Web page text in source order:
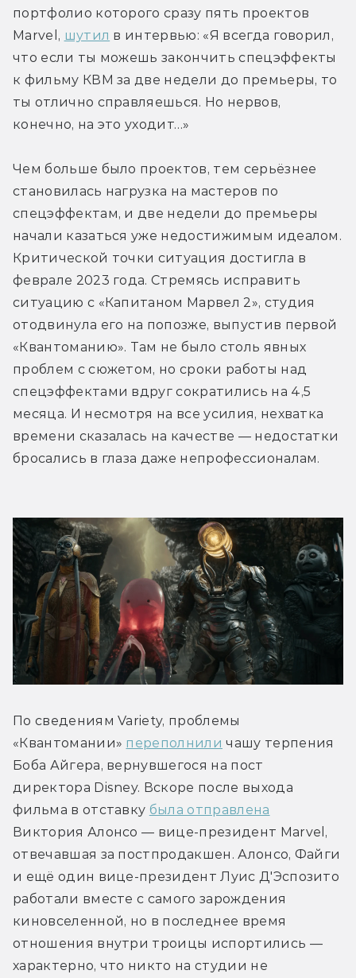
портфолио которого сразу пять проектов
Marvel, шутил в интервью: «Я всегда говорил,
что если ты можешь закончить спецэффекты
к фильму КВМ за две недели до премьеры, то
ты отлично справляешься. Но нервов,
конечно, на это уходит…»
Чем больше было проектов, тем серьёзнее
становилась нагрузка на мастеров по
спецэффектам, и две недели до премьеры
начали казаться уже недостижимым идеалом.
Критической точки ситуация достигла в
феврале 2023 года. Стремясь исправить
ситуацию с «Капитаном Марвел 2», студия
отодвинула его на попозже, выпустив первой
«Квантоманию». Там не было столь явных
проблем с сюжетом, но сроки работы над
спецэффектами вдруг сократились на 4,5
месяца. И несмотря на все усилия, нехватка
времени сказалась на качестве — недостатки
бросались в глаза даже непрофессионалам.
По сведениям Variety, проблемы
«Квантомании» переполнили чашу терпения
Боба Айгера, вернувшегося на пост
директора Disney. Вскоре после выхода
фильма в отставку была отправлена
Виктория Алонсо — вице-президент Marvel,
отвечавшая за постпродакшен. Алонсо, Файги
и ещё один вице-президент Луис Д'Эспозито
работали вместе с самого зарождения
киновселенной, но в последнее время
отношения внутри троицы испортились —
характерно, что никто на студии не